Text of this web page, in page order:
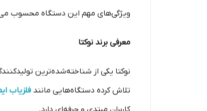
ویژگی‌های مهم این دستگاه محسوب
معرفی برند نوکتا
نوکتا یکی از شناخته‌شده‌ترین
تلاش کرده دستگاه‌هایی مانند فلزیاب